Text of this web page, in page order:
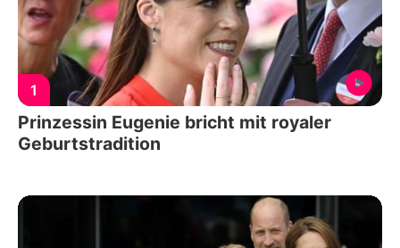
1
Prinzessin Eugenie bricht mit royaler
Geburtstradition